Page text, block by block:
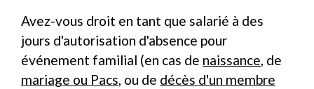
Avez-vous droit en tant que salarié à des
jours d'autorisation d'absence pour
événement familial (en cas de naissance, de
mariage ou Pacs, ou de décès d'un membre